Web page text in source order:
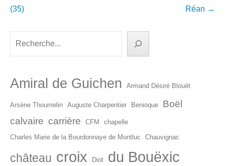
dans
(35)
Réan →
Amiral de Guichen Armand Désiré Blouët
Arsène Thoumelin Auguste Charpentier Benioque
Boël
calvaire carrière CFM
chapelle
Charles Marie de la Bourdonnaye de Montluc
Chauvignac
château croix Diot du Bouëxic